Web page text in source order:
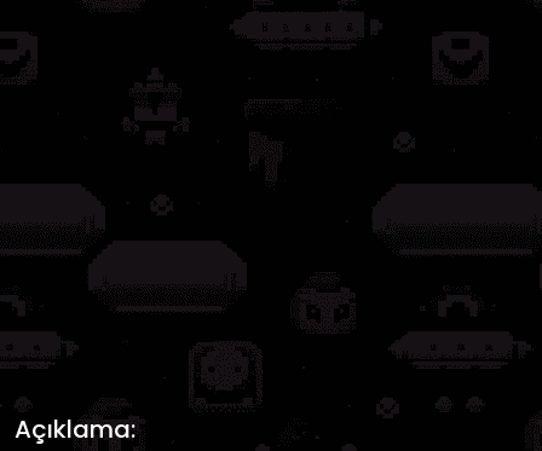
Açıklama: